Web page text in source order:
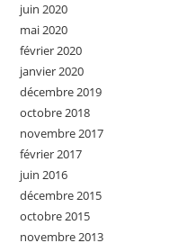
juin 2020
mai 2020
février 2020
janvier 2020
décembre 2019
octobre 2018
novembre 2017
février 2017
juin 2016
décembre 2015
octobre 2015
novembre 2013